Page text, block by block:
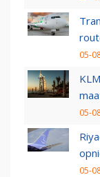
05-
05-
05-